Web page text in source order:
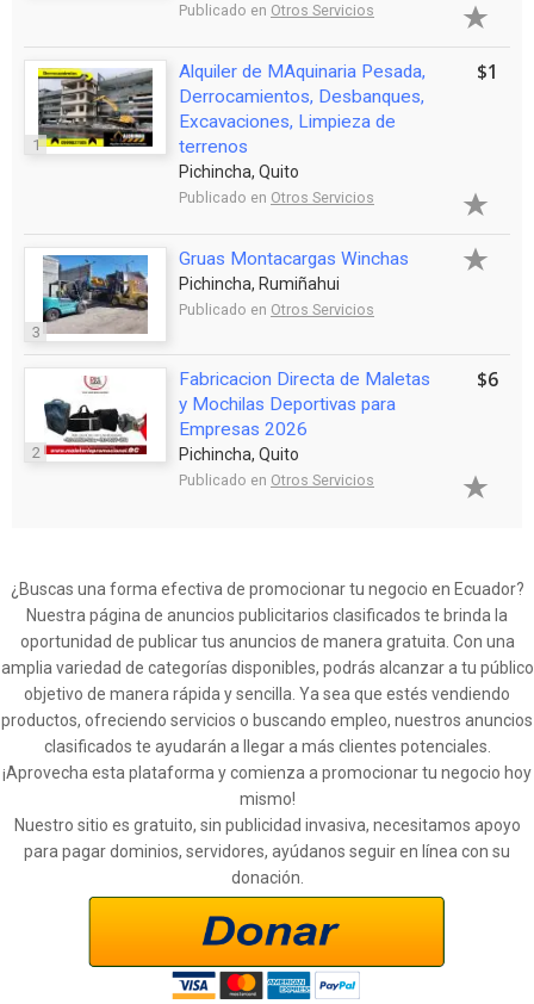
Publicado en Otros Servicios
1
Alquiler de MAquinaria Pesada,
Derrocamientos, Desbanques,
Excavaciones, Limpieza de
terrenos
Pichincha, Quito
Publicado en Otros Servicios
$1
3
Gruas Montacargas Winchas
Pichincha, Rumiñahui
Publicado en Otros Servicios
2
Fabricacion Directa de Maletas
y Mochilas Deportivas para
Empresas 2026
Pichincha, Quito
Publicado en Otros Servicios
$6
¿Buscas una forma efectiva de promocionar tu negocio en Ecuador?
Nuestra página de anuncios publicitarios clasificados te brinda la
oportunidad de publicar tus anuncios de manera gratuita. Con una
amplia variedad de categorías disponibles, podrás alcanzar a tu público
objetivo de manera rápida y sencilla. Ya sea que estés vendiendo
productos, ofreciendo servicios o buscando empleo, nuestros anuncios
clasificados te ayudarán a llegar a más clientes potenciales.
¡Aprovecha esta plataforma y comienza a promocionar tu negocio hoy
mismo!
Nuestro sitio es gratuito, sin publicidad invasiva, necesitamos apoyo
para pagar dominios, servidores, ayúdanos seguir en línea con su
donación.